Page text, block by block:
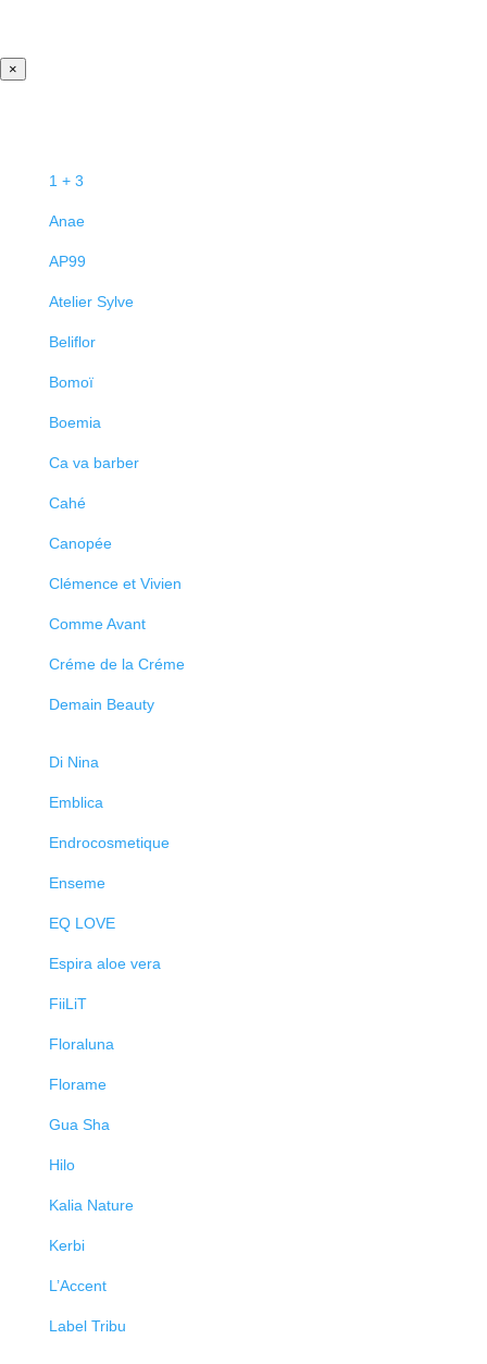
×
1 + 3
Anae
AP99
Atelier Sylve
Beliflor
Bomoï
Boemia
Ca va barber
Cahé
Canopée
Clémence et Vivien
Comme Avant
Créme de la Créme
Demain Beauty
Di Nina
Emblica
Endrocosmetique
Enseme
EQ LOVE
Espira aloe vera
FiiLiT
Floraluna
Florame
Gua Sha
Hilo
Kalia Nature
Kerbi
L’Accent
Label Tribu